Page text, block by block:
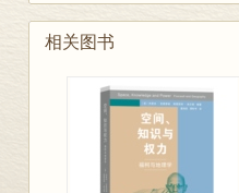
相关图书